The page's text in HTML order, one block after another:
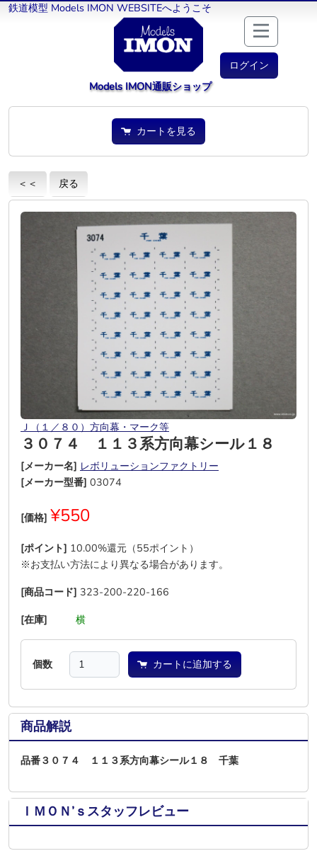
鉄道模型 Models IMON WEBSITEへようこそ
ログイン
Models IMON通販ショップ
カートを見る
＜＜ 戻る
Ｊ（１／８０）方向幕・マーク等
３０７４ １１３系方向幕シール１８
[メーカー名] レボリューションファクトリー
[メーカー型番] 03074
[価格] ¥550
[ポイント] 10.00%還元（55ポイント）
※お支払い方法により異なる場合があります。
[商品コード] 323-200-220-166
[在庫]
横
個数 カートに追加する
商品解説
品番３０７４ １１３系方向幕シール１８ 千葉
ＩＭＯＮ’ｓスタッフレビュー